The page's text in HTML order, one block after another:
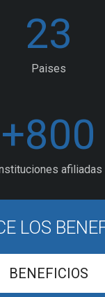
23
Paises
+800
afiliadas
LOS
BENEFICIOS